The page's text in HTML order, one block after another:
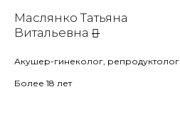
Маслянко Татьяна
Витальевна
Акушер-гинеколог, репродуктолог
Более 18 лет